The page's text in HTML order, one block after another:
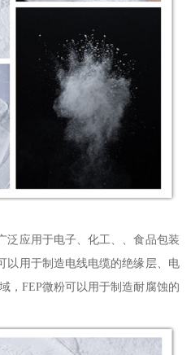
泛应用于电子、化工、、食品包装
以用于制造电线电缆的绝缘层、电
，FEP微粉可以用于制造耐腐蚀的